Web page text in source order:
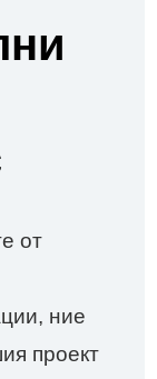
от
ние
проект